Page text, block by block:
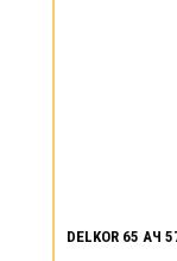
DELKOR 65 АЧ